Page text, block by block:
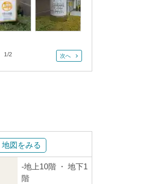
1/2 次へ
地図をみる
-地上10階 ・ 地下1
階